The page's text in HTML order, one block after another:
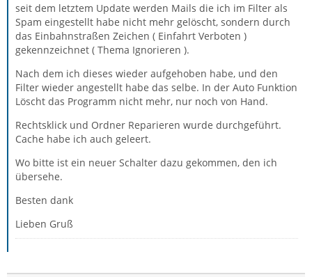
seit dem letztem Update werden Mails die ich im Filter als
Spam eingestellt habe nicht mehr gelöscht, sondern durch
das Einbahnstraßen Zeichen ( Einfahrt Verboten )
gekennzeichnet ( Thema Ignorieren ).
Nach dem ich dieses wieder aufgehoben habe, und den
Filter wieder angestellt habe das selbe. In der Auto Funktion
Löscht das Programm nicht mehr, nur noch von Hand.
Rechtsklick und Ordner Reparieren wurde durchgeführt.
Cache habe ich auch geleert.
Wo bitte ist ein neuer Schalter dazu gekommen, den ich
übersehe.
Besten dank
Lieben Gruß